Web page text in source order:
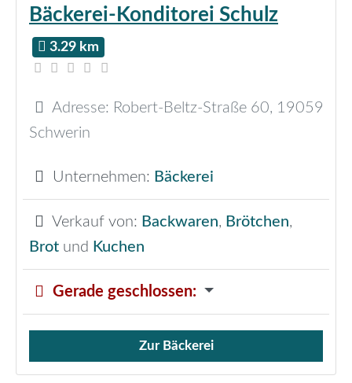
Bäckerei-Konditorei Schulz
3.29 km
Adresse: Robert-Beltz-Straße 60, 19059
Schwerin
Unternehmen: Bäckerei
Verkauf von: Backwaren, Brötchen,
Brot und Kuchen
Gerade geschlossen:
Verkauf von Brötchen,
Zur Bäckerei